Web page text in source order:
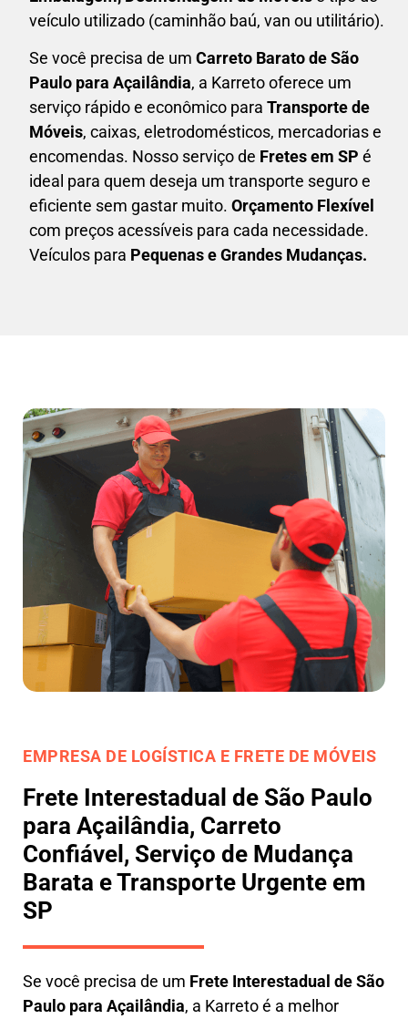
veículo utilizado (caminhão baú, van ou utilitário).
Se você precisa de um Carreto Baratode São
Paulo para Açailândia, a Karreto oferece um
serviço rápido e econômico para Transporte de
Móveis, caixas, eletrodomésticos, mercadorias e
encomendas. Nosso serviço de Fretes em SP é
ideal para quem deseja um transporte seguro e
eficiente sem gastar muito. Orçamento Flexível
com preços acessíveis para cada necessidade.
Veículos para Pequenas e Grandes Mudanças.
EMPRESA DE LOGÍSTICA E FRETE DE MÓVEIS
Frete Interestadual de São Paulo
para Açailândia, Carreto
Confiável, Serviço de Mudança
Barata e Transporte Urgente em
SP
Se você precisa de um Frete Interestadual de São
Paulo para Açailândia, a Karreto é a melhor